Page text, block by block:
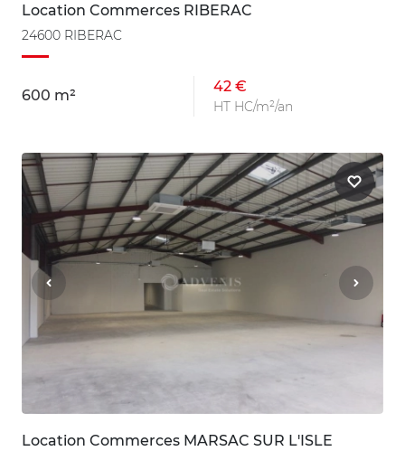
Location Commerces RIBERAC
24600 RIBERAC
600 m²
42 €
HT HC/m²/an
Location Commerces MARSAC SUR L'ISLE